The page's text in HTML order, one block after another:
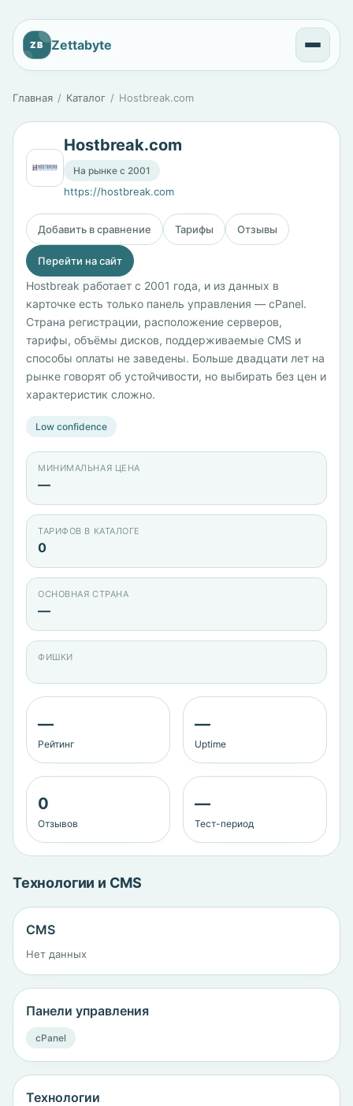
ZB Zettabyte
Главная Каталог Hostbreak.com
Hostbreak.com
На рынке с 2001
https://hostbreak.com
Добавить в сравнение Тарифы Отзывы
Перейти на сайт
Hostbreak работает с 2001 года, и из данных в
карточке есть только панель управления — cPanel.
Страна регистрации, расположение серверов,
тарифы, объёмы дисков, поддерживаемые CMS и
способы оплаты не заведены. Больше двадцати лет на
рынке говорят об устойчивости, но выбирать без цен и
характеристик сложно.
Low confidence
МИНИМАЛЬНАЯ ЦЕНА
—
ТАРИФОВ В КАТАЛОГЕ
0
ОСНОВНАЯ СТРАНА
—
ФИШКИ
—
Рейтинг
—
Uptime
0
Отзывов
—
Тест-период
Технологии и CMS
CMS
Нет данных
Панели управления
cPanel
Технологии